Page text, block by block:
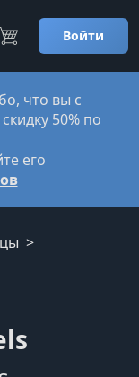
Войти
что вы с
50% по
его